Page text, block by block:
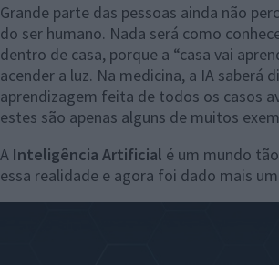
Grande parte das pessoas ainda não
do ser humano. Nada será como
dentro de casa, porque a “casa vai
acender a luz. Na medicina, a IA
aprendizagem feita de todos os casos
estes são apenas alguns de muitos
A Inteligência Artificial é um mundo
essa realidade e agora foi dado mais